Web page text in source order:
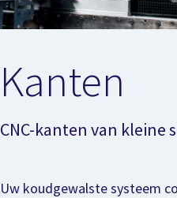
Kanten
CNC-kanten van kleine
Uw koudgewalste systeem